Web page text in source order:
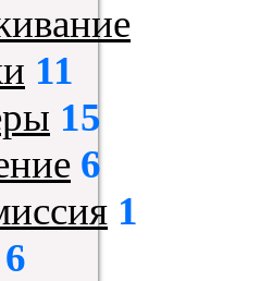
11
15
6
1
6